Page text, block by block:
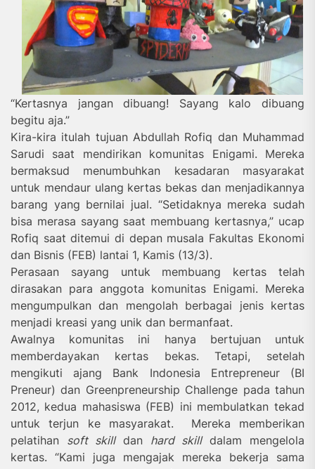
“Kertasnya jangan dibuang! Sayang kalo dibuang
begitu aja.”
Kira-kira itulah tujuan Abdullah Rofiq dan Muhammad
Sarudi saat mendirikan komunitas Enigami. Mereka
bermaksud menumbuhkan kesadaran masyarakat
untuk mendaur ulang kertas bekas dan menjadikannya
barang yang bernilai jual. “Setidaknya mereka sudah
bisa merasa sayang saat membuang kertasnya,” ucap
Rofiq saat ditemui di depan musala Fakultas Ekonomi
dan Bisnis (FEB) lantai 1, Kamis (13/3).
Perasaan sayang untuk membuang kertas telah
dirasakan para anggota komunitas Enigami. Mereka
mengumpulkan dan mengolah berbagai jenis kertas
menjadi kreasi yang unik dan bermanfaat.
Awalnya komunitas ini hanya bertujuan untuk
memberdayakan kertas bekas. Tetapi, setelah
mengikuti ajang Bank Indonesia Entrepreneur (BI
Preneur) dan Greenpreneurship Challenge pada tahun
2012, kedua mahasiswa (FEB) ini membulatkan tekad
untuk terjun ke masyarakat. Mereka memberikan
pelatihan soft skilldan hard skilldalam mengelola
kertas. “Kami juga mengajak mereka bekerja sama